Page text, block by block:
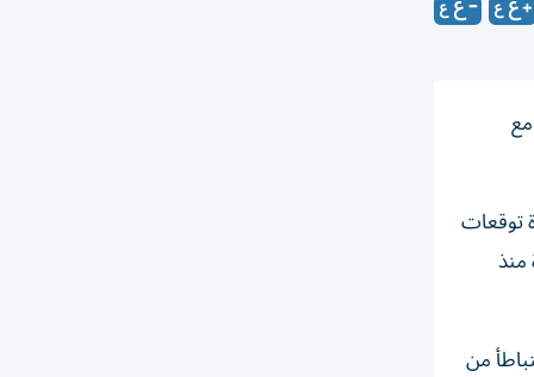
متجاوزة توقعات
وتيرة منذ
وهو ما يتباطأ من